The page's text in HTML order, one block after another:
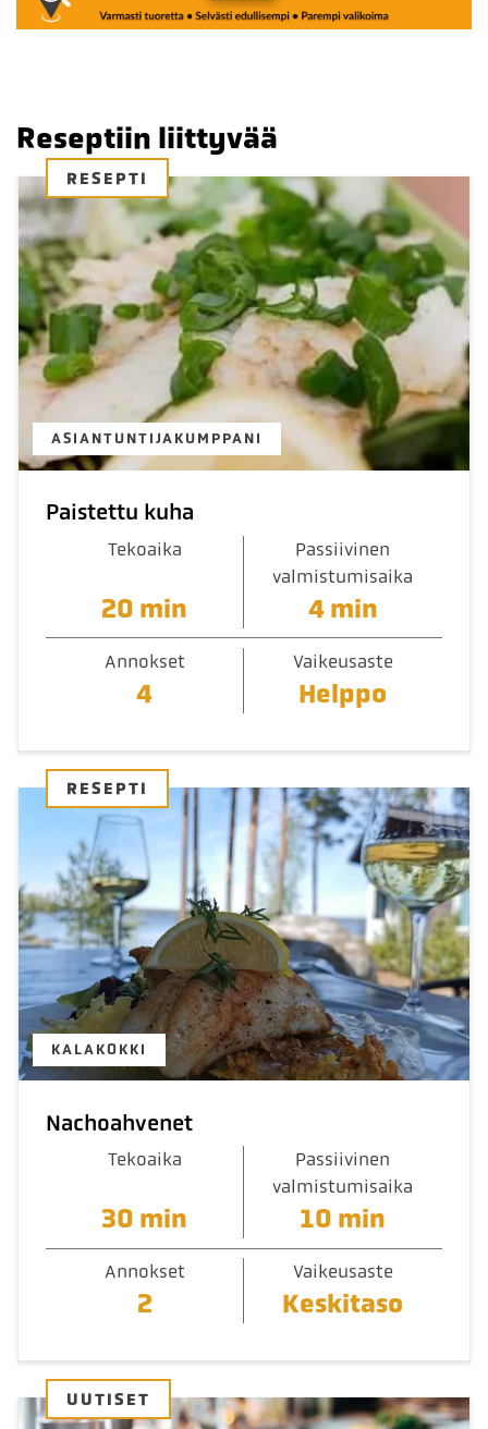
Reseptiin liittyvää
RESEPTI
ASIANTUNTIJAKUMPPANI
Paistettu kuha
Tekoaika
20 min
Passiivinen
valmistumisaika
4 min
Annokset
4
Vaikeusaste
Helppo
RESEPTI
KALAKOKKI
Nachoahvenet
Tekoaika
30 min
Passiivinen
valmistumisaika
10 min
Annokset
2
Vaikeusaste
Keskitaso
UUTISET